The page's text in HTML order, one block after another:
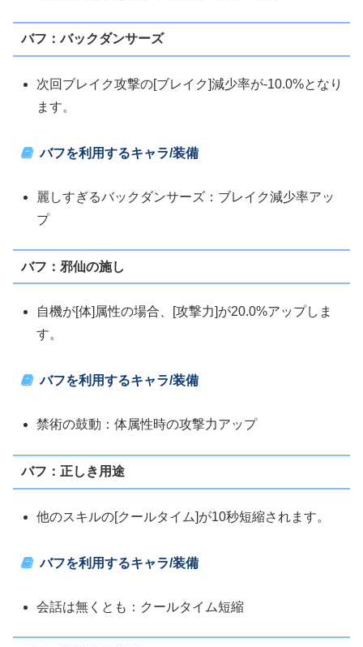
バフ：バックダンサーズ
次回ブレイク攻撃の[ブレイク]減少率が-10.0%となり
ます。
バフを利用するキャラ/装備
麗しすぎるバックダンサーズ：ブレイク減少率アッ
プ
バフ：邪仙の施し
自機が[体]属性の場合、[攻撃力]が20.0%アップしま
す。
バフを利用するキャラ/装備
禁術の鼓動：体属性時の攻撃力アップ
バフ：正しき用途
他のスキルの[クールタイム]が10秒短縮されます。
バフを利用するキャラ/装備
会話は無くとも：クールタイム短縮